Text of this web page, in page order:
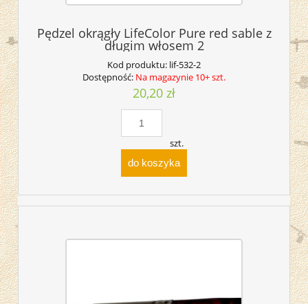
Pędzel okrągły LifeColor Pure red sable z
długim włosem 2
Kod produktu: lif-532-2
Dostępność: Na magazynie 10+ szt.
20,20 zł
szt.
do koszyka